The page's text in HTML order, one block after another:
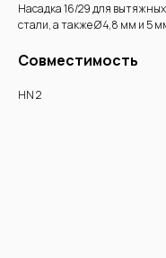
Насадка 16/29 для
стали, а также Ø 4,8 мм и 5
Совместимость
HN 2